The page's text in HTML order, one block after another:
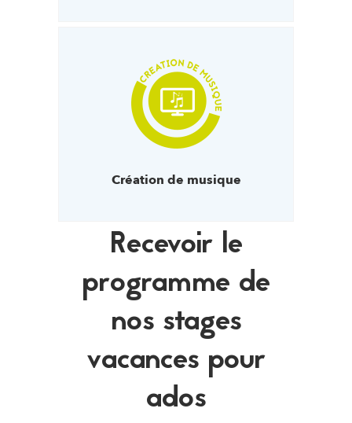
Création de musique
Recevoir le
programme de
nos stages
vacances pour
ados